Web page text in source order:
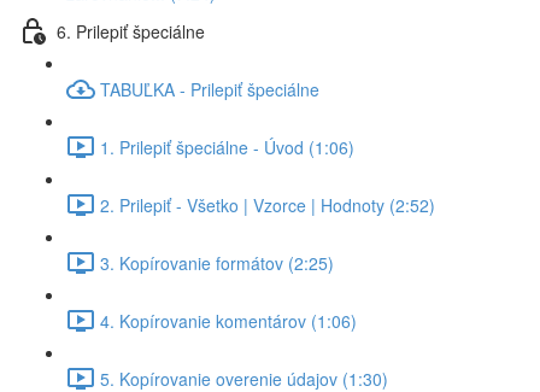
6. Prilepiť špeciálne
TABUĽKA - Prilepiť špeciálne
1. Prilepiť špeciálne - Úvod (1:06)
2. Prilepiť - Všetko | Vzorce | Hodnoty (2:52)
3. Kopírovanie formátov (2:25)
4. Kopírovanie komentárov (1:06)
5. Kopírovanie overenie údajov (1:30)